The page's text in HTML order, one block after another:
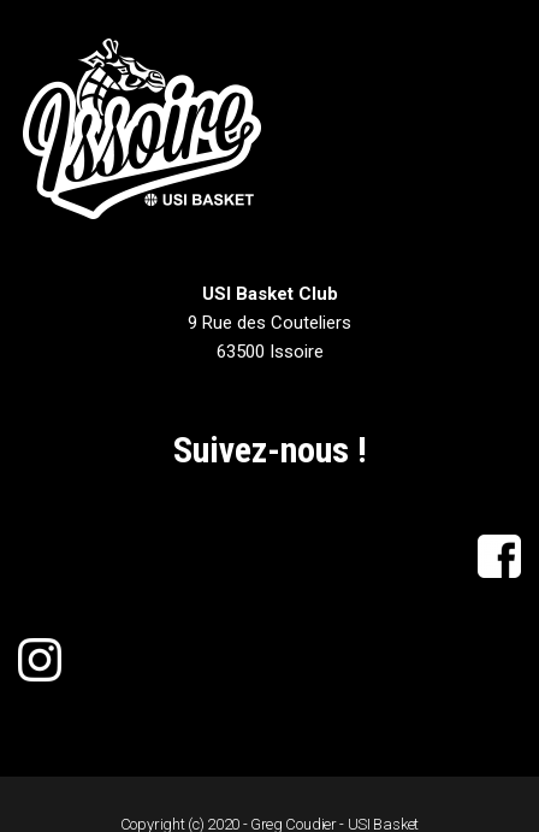
USI Basket Club
9 Rue des Couteliers
63500 Issoire
Suivez-nous !
Copyright (c) 2020 - Greg Coudier - USI Basket